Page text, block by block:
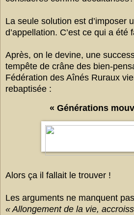
La seule solution est d’imposer
d’appellation. C’est ce qui a été
Après, on le devine, une
tempête de crâne des bien-
Fédération des Aînés Ruraux
rebaptisée :
« Générations
Alors ça il fallait le trouver !
Les arguments ne manquent
« Allongement de la vie,